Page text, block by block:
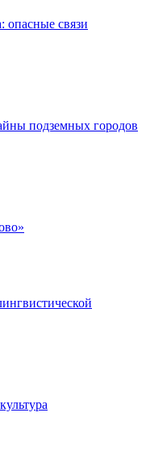
опасные связи
подземных городов